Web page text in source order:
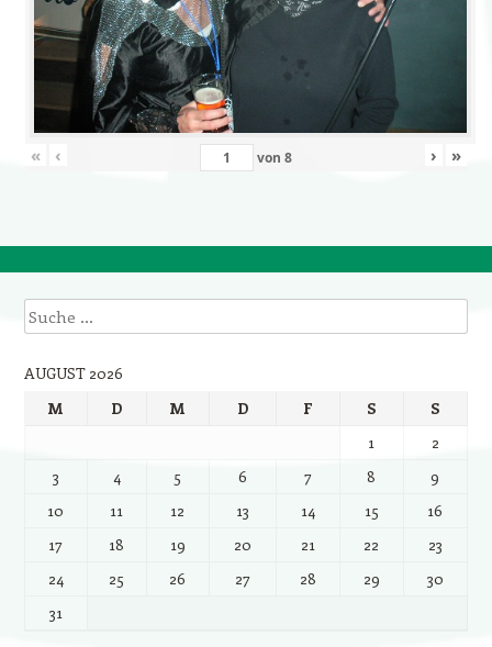
« ‹ von 8 › »
Suche
AUGUST 2026
M
D M D F S
S
1
2
3
4 5 6 7 8
9
10
11 12 13 14 15
16
17
18 19 20 21 22
23
24
25 26 27 28 29
30
31